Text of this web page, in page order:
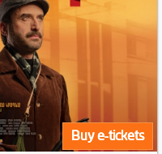
Buy e-tickets